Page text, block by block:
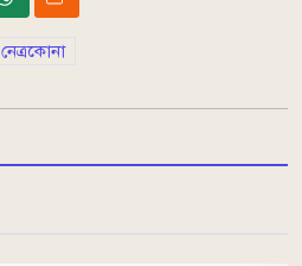
নেত্রকোনা